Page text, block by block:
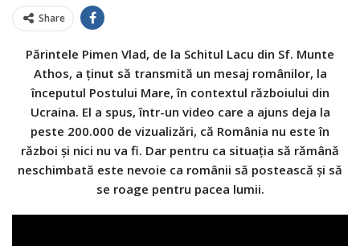
Share
Părintele Pimen Vlad, de la Schitul Lacu din Sf. Munte
Athos, a ținut să transmită un mesaj românilor, la
începutul Postului Mare, în contextul războiului din
Ucraina. El a spus, într-un video care a ajuns deja la
peste 200.000 de vizualizări, că România nu este în
război și nici nu va fi. Dar pentru ca situația să rămână
neschimbată este nevoie ca românii să postească și să
se roage pentru pacea lumii.